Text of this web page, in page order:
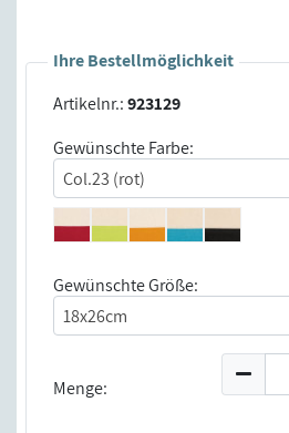
Ihre Bestellmöglichkeit
Artikelnr.:923129
Gewünschte Farbe:
Col.23 (rot)
Gewünschte Größe:
18x26cm
Menge: